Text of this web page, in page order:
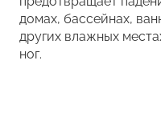
домах, бассейнах,
других влажных
ног.